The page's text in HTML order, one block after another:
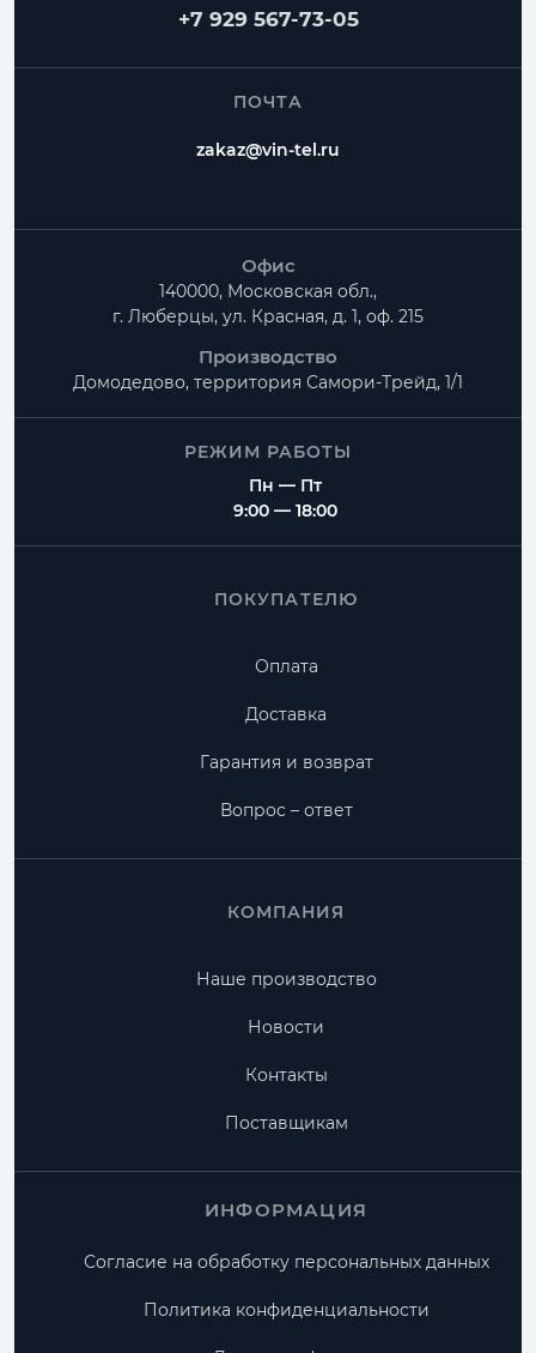
+7 929 567-73-05
ПОЧТА
zakaz@vin-tel.ru
Офис
140000, Московская обл.,
г. Люберцы, ул. Красная, д. 1, оф. 215
Производство
Домодедово, территория Самори-Трейд, 1/1
РЕЖИМ РАБОТЫ
Пн — Пт
9:00 — 18:00
ПОКУПАТЕЛЮ
Оплата
Доставка
Гарантия и возврат
Вопрос – ответ
КОМПАНИЯ
Наше производство
Новости
Контакты
Поставщикам
ИНФОРМАЦИЯ
Согласие на обработку персональных данных
Политика конфиденциальности